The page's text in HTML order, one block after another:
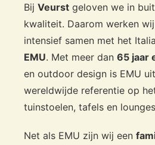
Bij Veurst geloven we in
kwaliteit. Daarom werken
intensief samen met het
EMU. Met meer dan 65 jaar
en outdoor design is EMU
wereldwijde referentie op
tuinstoelen, tafels en
Net als EMU zijn wij een